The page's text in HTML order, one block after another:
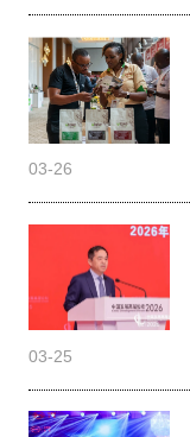
03-26
03-25